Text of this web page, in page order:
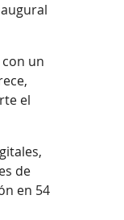
un
el
de
en 54